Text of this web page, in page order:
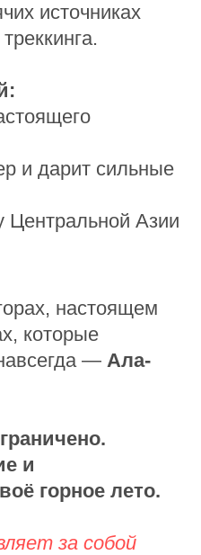
источниках
и дарит сильные
Центральной Азии
настоящем
которые
— Ала-
и
горное лето.
за собой